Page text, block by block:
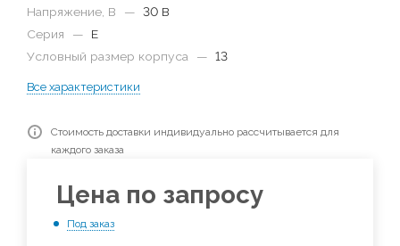
Напряжение, В
— 30 В
Серия
—
E
Условный размер корпуса
— 13
Все характеристики
Стоимость доставки индивидуально рассчитывается для
каждого заказа
Цена по запросу
Под заказ